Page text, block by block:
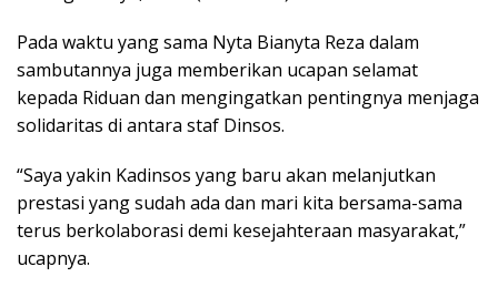
Pada waktu yang sama Nyta Bianyta Reza dalam
sambutannya juga memberikan ucapan selamat
kepada Riduan dan mengingatkan pentingnya menjaga
solidaritas di antara staf Dinsos.
“Saya yakin Kadinsos yang baru akan melanjutkan
prestasi yang sudah ada dan mari kita bersama-sama
terus berkolaborasi demi kesejahteraan masyarakat,”
ucapnya.